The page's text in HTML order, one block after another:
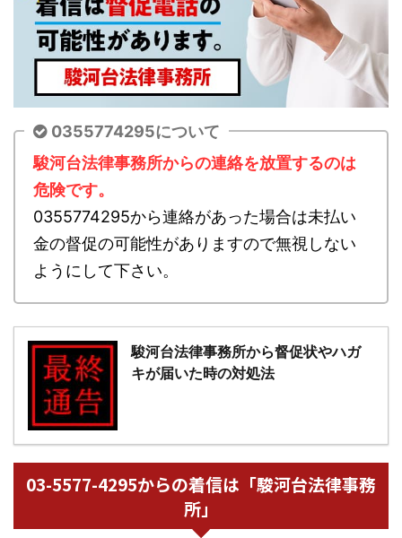
0355774295について
駿河台法律事務所からの連絡を放置するのは
危険です。
0355774295から連絡があった場合は未払い
金の督促の可能性がありますので無視しない
ようにして下さい。
駿河台法律事務所から督促状やハガ
キが届いた時の対処法
03-5577-4295からの着信は「駿河台法律事務
所」